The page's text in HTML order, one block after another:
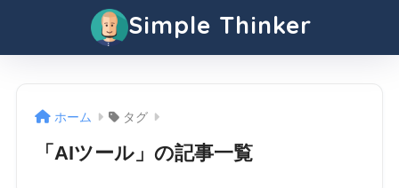
Simple Thinker
ホーム タグ
「AIツール」の記事一覧